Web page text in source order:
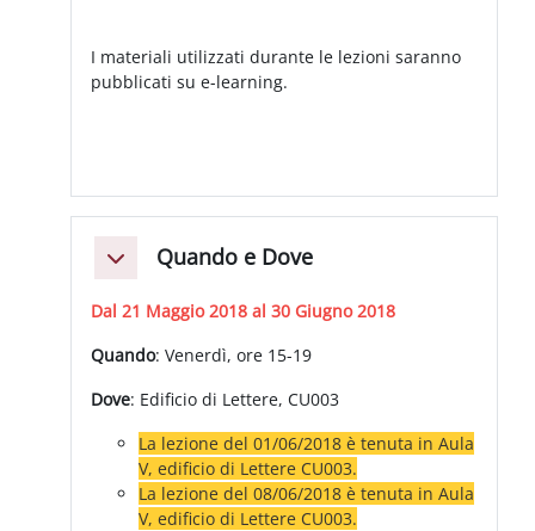
I materiali utilizzati durante le lezioni saranno
pubblicati su e-learning.
CollapseQuando e Dove
Dal 21 Maggio 2018 al 30 Giugno 2018
Quando: Venerdì, ore 15-19
Dove: Edificio di Lettere, CU003
La lezione del 01/06/2018 è tenuta in Aula
V, edificio di Lettere CU003.
La lezione del 08/06/2018 è tenuta in Aula
V, edificio di Lettere CU003.